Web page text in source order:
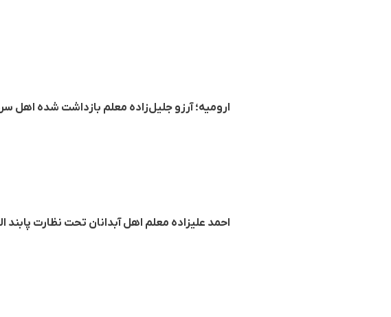
ارومیه؛ آرزو جلیل‌زاده معلم بازداشت شده اهل
احمد علیزادە معلم اهل آبدانان تحت نظارت پابند